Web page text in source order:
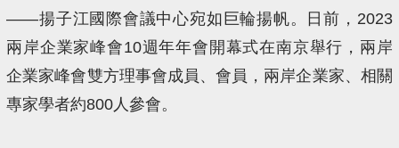
——揚子江國際會議中心宛如巨輪揚帆。日前，2023
兩岸企業家峰會10週年年會開幕式在南京舉行，兩岸
企業家峰會雙方理事會成員、會員，兩岸企業家、相關
專家學者約800人參會。